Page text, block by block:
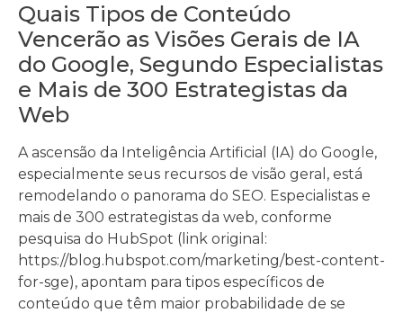
Quais Tipos de Conteúdo
Vencerão as Visões Gerais de IA
do Google, Segundo Especialistas
e Mais de 300 Estrategistas da
Web
A ascensão da Inteligência Artificial (IA) do Google,
especialmente seus recursos de visão geral, está
remodelando o panorama do SEO. Especialistas e
mais de 300 estrategistas da web, conforme
pesquisa do HubSpot (link original:
https://blog.hubspot.com/marketing/best-content-
for-sge), apontam para tipos específicos de
conteúdo que têm maior probabilidade de se